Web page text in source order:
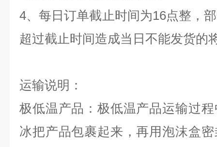
4、每日订单截止时间为16点整，
超过截止时间造成当日不能发货的
运输说明：
极低温产品：极低温产品运输过
冰把产品包裹起来，再用泡沫盒